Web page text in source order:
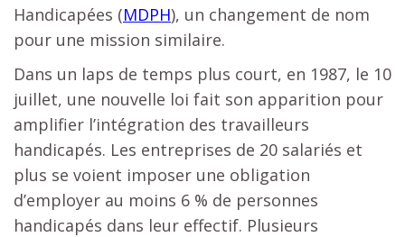
Handicapées (MDPH), un changement de nom
pour une mission similaire.
Dans un laps de temps plus court, en 1987, le 10
juillet, une nouvelle loi fait son apparition pour
amplifier l’intégration des travailleurs
handicapés. Les entreprises de 20 salariés et
plus se voient imposer une obligation
d’employer au moins 6 % de personnes
handicapés dans leur effectif. Plusieurs